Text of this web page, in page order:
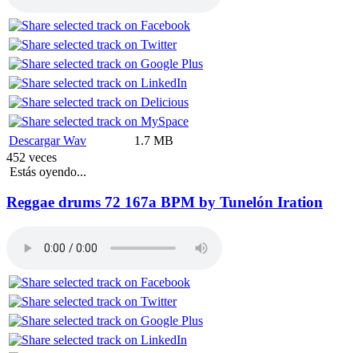
Descargar Wav
1.7 MB
452 veces
Estás oyendo...
Reggae drums 72 167a BPM by Tunelón Iration